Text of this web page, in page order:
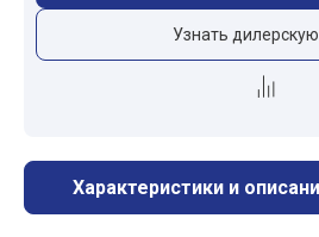
Узнать
Характеристики и